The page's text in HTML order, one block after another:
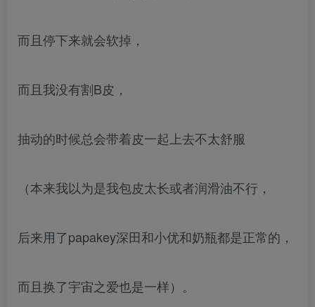
而且停下来就会软掉，
而且我没有割B皮，
抽动的时候总会带着皮一起上去不太舒服
（本来我以为是我包皮太长或者润滑油不行，
后来用了papakey深田和小优和奶瓶都是正常的，
而且换了宇宙之爱也是一样）。